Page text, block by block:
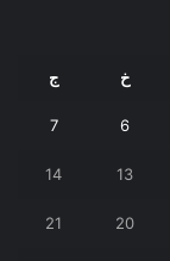
خ ج
6
7
13
14
20
21